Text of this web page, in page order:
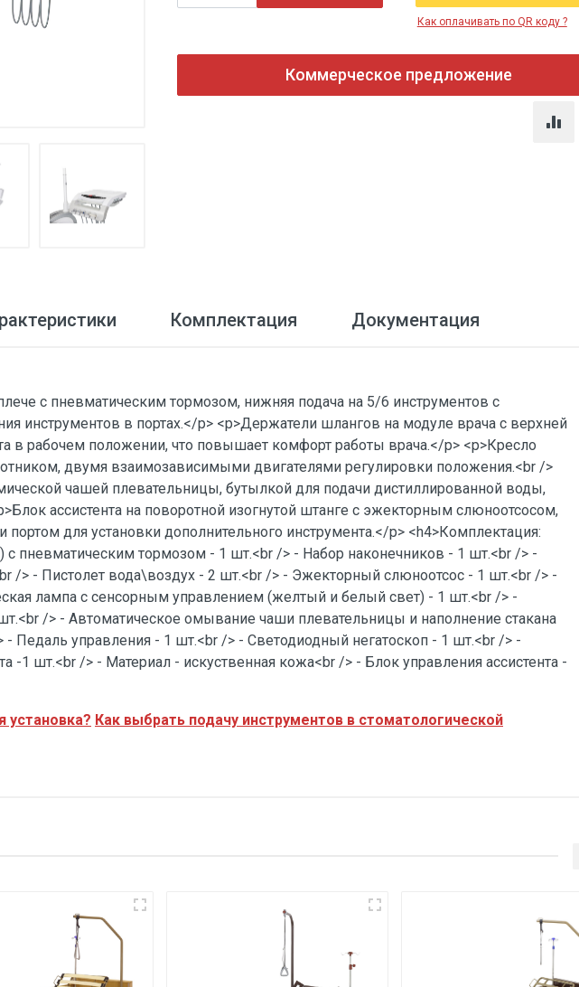
Как оплачивать по QR коду ?
Коммерческое предложение
Комплектация Документация
с пневматическим тормозом, нижняя подача на 5/6 инструментов с
инструментов в портах.​</p> <p>Держатели шлангов на модуле врача с верхней
в рабочем положении, что повышает комфорт работы врача.​</p> <p>Кресло
двумя взаимозависимыми двигателями регулировки положения.​<br />
чашей плевательницы, бутылкой для подачи дистиллированной воды,
ассистента на поворотной изогнутой штанге с эжекторным слюноотсосом,
для установки дополнительного инструмента.​</p> <h4>Комплектация:
с пневматическим тормозом - 1 шт.<br /> - Набор наконечников - 1 шт.<br /> -
/> - Пистолет вода\воздух - 2 шт.<br /> - Эжекторный слюноотсос - 1 шт.<br /> -
лампа с сенсорным управлением (желтый и белый свет) - 1 шт.<br /> -
/> - Автоматическое омывание чаши плевательницы и наполнение стакана
- Педаль управления - 1 шт.<br /> - Светодиодный негатоскоп - 1 шт.<br /> -
-1 шт.<br /> - Материал - искуственная кожа<br /> - Блок управления ассистента -
установка? Как выбрать подачу инструментов в стоматологической